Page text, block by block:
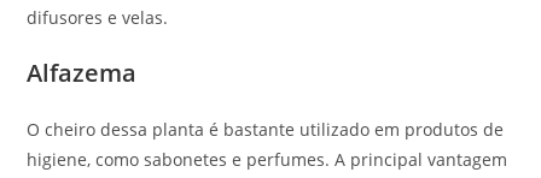
difusores e velas.
Alfazema
O cheiro dessa planta é bastante utilizado em produtos de
higiene, como sabonetes e perfumes. A principal vantagem